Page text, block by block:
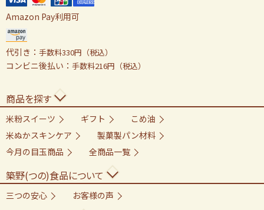
Amazon Pay利用可
代引き： 手数料330円（税込）
コンビニ後払い： 手数料216円（税込）
商品を探す
米粉スイーツ ギフト
こめ油
米ぬかスキンケア
製菓製パン材料
今月の目玉商品
全商品一覧
築野(つの)食品について
三つの安心 お客様の声